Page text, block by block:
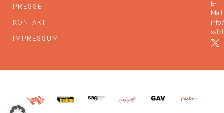
PRESSE
KONTAKT
IMPRESSUM
E-
Mail: